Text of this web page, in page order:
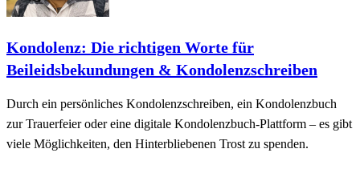
Kondolenz: Die richtigen Worte für
Beileidsbekundungen & Kondolenzschreiben
Durch ein persönliches Kondolenzschreiben, ein Kondolenzbuch
zur Trauerfeier oder eine digitale Kondolenzbuch-Plattform – es gibt
viele Möglichkeiten, den Hinterbliebenen Trost zu spenden.